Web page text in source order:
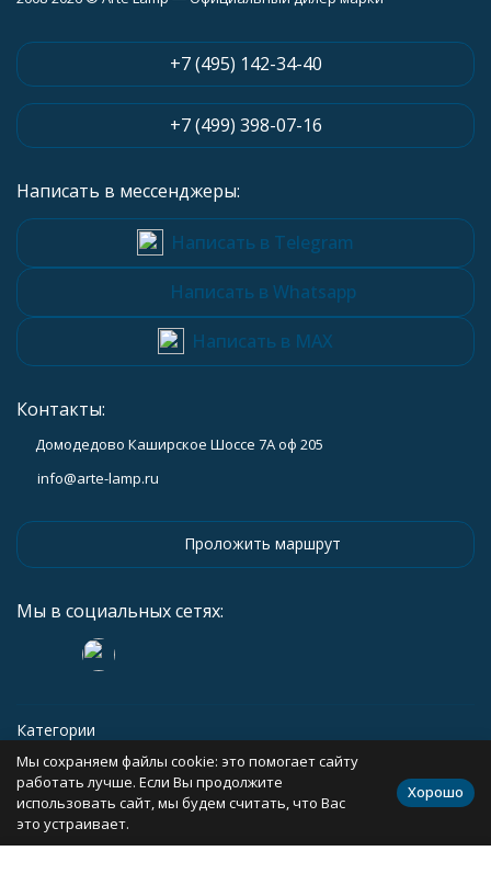
+7 (495) 142-34-40
+7 (499) 398-07-16
Написать в мессенджеры:
Написать в Telegram
Написать в Whatsapp
Написать в MAX
Контакты:
Домодедово Каширское Шоссе 7А оф 205
info@arte-lamp.ru
Проложить маршрут
Мы в социальных сетях:
Категории
Информация
Политика персональных данных Карта сайта
Мы сохраняем файлы cookie: это помогает сайту
работать лучше. Если Вы продолжите
использовать сайт, мы будем считать, что Вас
это устраивает.
Хорошо